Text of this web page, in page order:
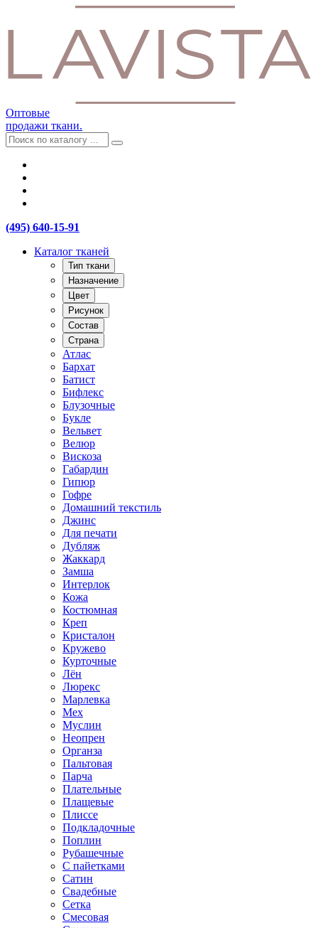
Оптовые
продажи ткани.
(495) 640-15-91
Каталог тканей
Тип ткани
Назначение
Цвет
Рисунок
Состав
Страна
Атлас
Бархат
Батист
Бифлекс
Блузочные
Букле
Вельвет
Велюр
Вискоза
Габардин
Гипюр
Гофре
Домашний текстиль
Джинс
Для печати
Дубляж
Жаккард
Замша
Интерлок
Кожа
Костюмная
Креп
Кристалон
Кружево
Курточные
Лён
Люрекс
Марлевка
Мех
Муслин
Неопрен
Органза
Пальтовая
Парча
Плательные
Плащевые
Плиссе
Подкладочные
Поплин
Рубашечные
С пайетками
Сатин
Свадебные
Сетка
Смесовая